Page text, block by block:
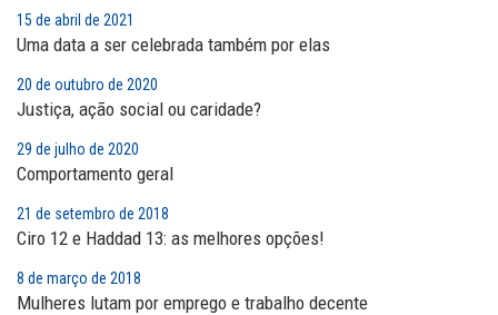
15 de abril de 2021
Uma data a ser celebrada também por elas
20 de outubro de 2020
Justiça, ação social ou caridade?
29 de julho de 2020
Comportamento geral
21 de setembro de 2018
Ciro 12 e Haddad 13: as melhores opções!
8 de março de 2018
Mulheres lutam por emprego e trabalho decente